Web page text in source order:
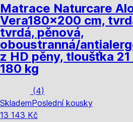
Matrace Naturcare
Vera180x200 cm,
tvrdá, pěnová,
oboustranná/
z HD pěny, tloušťka
180 kg
(4)
SklademPoslední kousky
13 143 Kč